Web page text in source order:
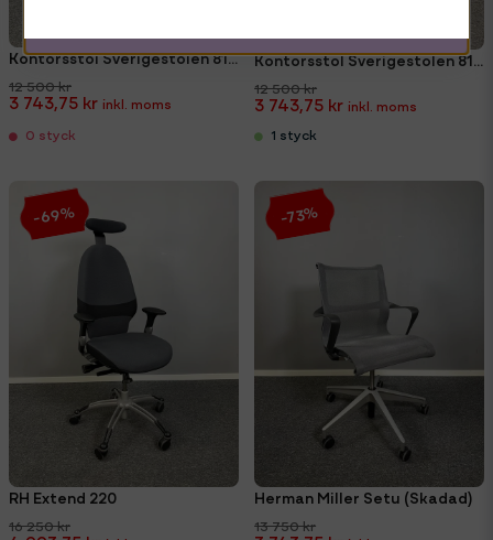
Kontorsstol Sverigestolen 814
12 500 kr
3 743,75 kr
0 styck
Kontorsstol Sverigestolen 814 Marinblå
12 500 kr
3 743,75 kr
1 styck
RH Extend 220
16 250 kr
-69%
Herman Miller Setu (Skadad)
13 750 kr
-73%